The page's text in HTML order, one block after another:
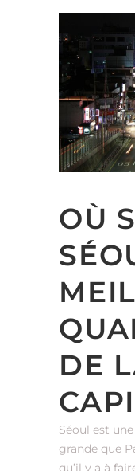
OÙ
DE
Séoul est
grande que
qu’il y a à